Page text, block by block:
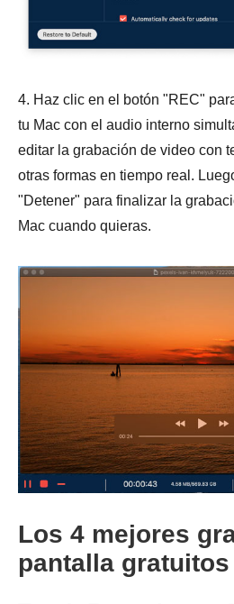
4. Haz clic en el botón "REC"
tu Mac con el audio interno
editar la grabación de video con
otras formas en tiempo real.
"Detener" para finalizar la
Mac cuando quieras.
Los 4 mejores
pantalla gratuitos